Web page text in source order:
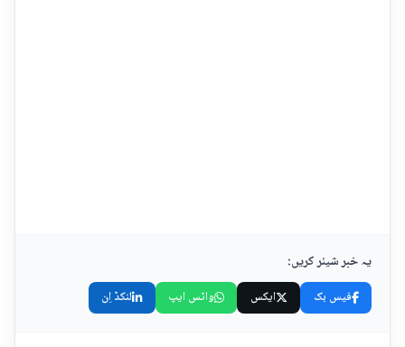
یہ خبر شیئر کریں:
فیس بک ایکس واٹس ایپ لنکڈ اِن